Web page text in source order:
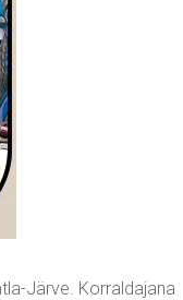
Järve. Korraldajana